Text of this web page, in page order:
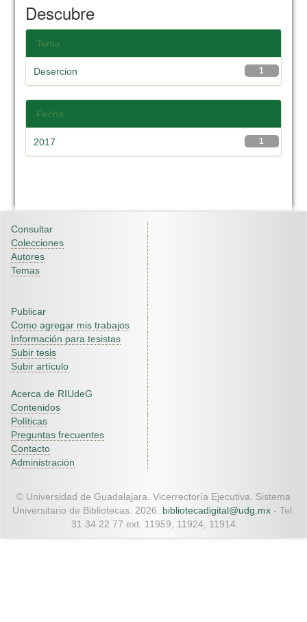
Descubre
Tema
1
Desercion
Fecha
1
2017
Consultar
Colecciones
Autores
Temas
Publicar
Como agregar mis trabajos
Información para tesistas
Subir tesis
Subir artículo
Acerca de RIUdeG
Contenidos
Políticas
Preguntas frecuentes
Contacto
Administración
© Universidad de Guadalajara. Vicerrectoría Ejecutiva. Sistema
Universitario de Bibliotecas. 2026. bibliotecadigital@udg.mx - Tel.
31 34 22 77 ext. 11959, 11924, 11914